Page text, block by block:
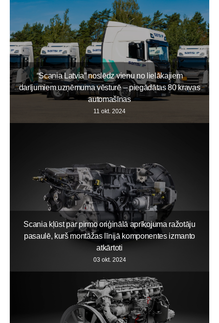
“Scania Latvia” noslēdz vienu no lielākajiem
darījumiem uzņēmuma vēsturē – piegādātas 80 kravas
automašīnas
11 okt. 2024
Scania kļūst par pirmo oriģinālā aprīkojuma ražotāju
pasaulē, kurš montāžas līnijā komponentes izmanto
atkārtoti
03 okt. 2024